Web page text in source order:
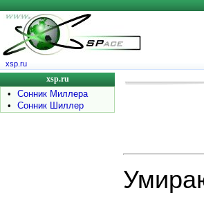
xsp.ru
xsp.ru
•
Сонник Миллера
•
Сонник Шиллер